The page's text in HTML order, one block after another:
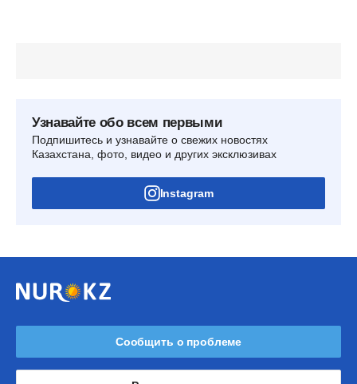
Узнавайте обо всем первыми
Подпишитесь и узнавайте о свежих новостях
Казахстана, фото, видео и других эксклюзивах
Instagram
Сообщить о проблеме